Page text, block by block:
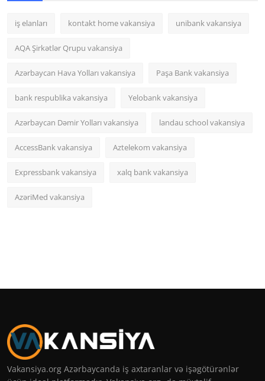
iş elanları kontakt home vakansiya unibank vakansiya
AQA Şirkətlər Qrupu vakansiya
Azərbaycan Hava Yolları vakansiya Paşa Bank vakansiya
bank respublika vakansiya Yelobank vakansiya
Azərbaycan Dəmir Yolları vakansiya landau school vakansiya
AccessBank vakansiya Aztelekom vakansiya
Expressbank vakansiya xalq bank vakansiya
AzəriMed vakansiya
Vakansiya.org Azərbaycanda iş axtaranlar və işəgötürənlər